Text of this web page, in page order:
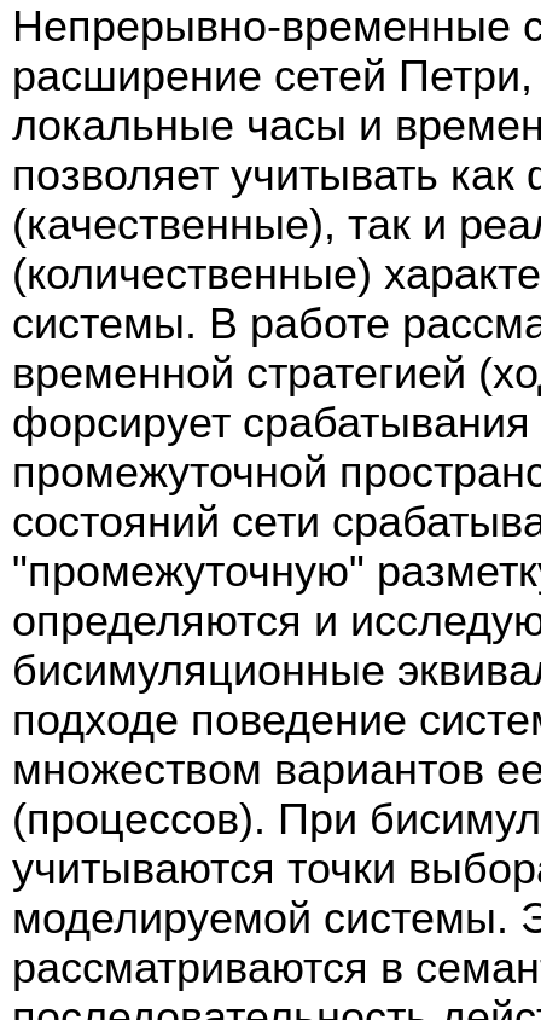
Непрерывно-временные
расширение сетей
локальные часы и
позволяет учитывать
(качественные), так и
(количественные)
системы. В работе
временной стратегией
форсирует
промежуточной
состояний сети
"промежуточную"
определяются и
бисимуляционные
подходе поведение
множеством вариантов
(процессов). При
учитываются точки
моделируемой системы.
рассматриваются в